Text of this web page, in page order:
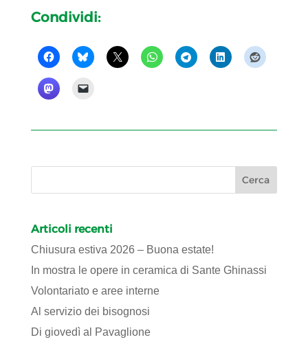
Condividi:
Articoli recenti
Chiusura estiva 2026 – Buona estate!
In mostra le opere in ceramica di Sante Ghinassi
Volontariato e aree interne
Al servizio dei bisognosi
Di giovedì al Pavaglione